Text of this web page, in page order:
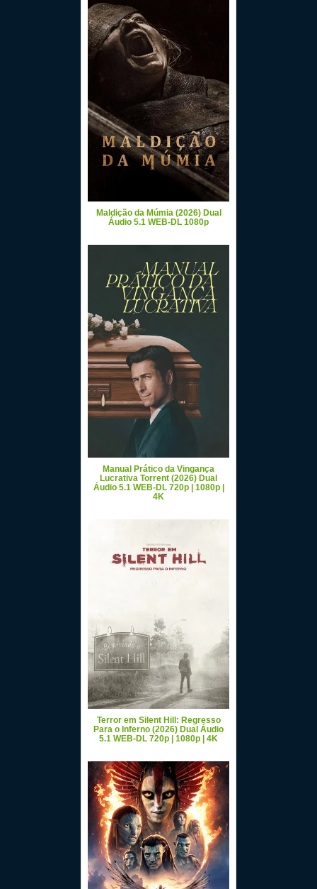
Maldição da Múmia (2026) Dual
Áudio 5.1 WEB-DL 1080p
Manual Prático da Vingança
Lucrativa Torrent (2026) Dual
Áudio 5.1 WEB-DL 720p | 1080p |
4K
Terror em Silent Hill: Regresso
Para o Inferno (2026) Dual Áudio
5.1 WEB-DL 720p | 1080p | 4K